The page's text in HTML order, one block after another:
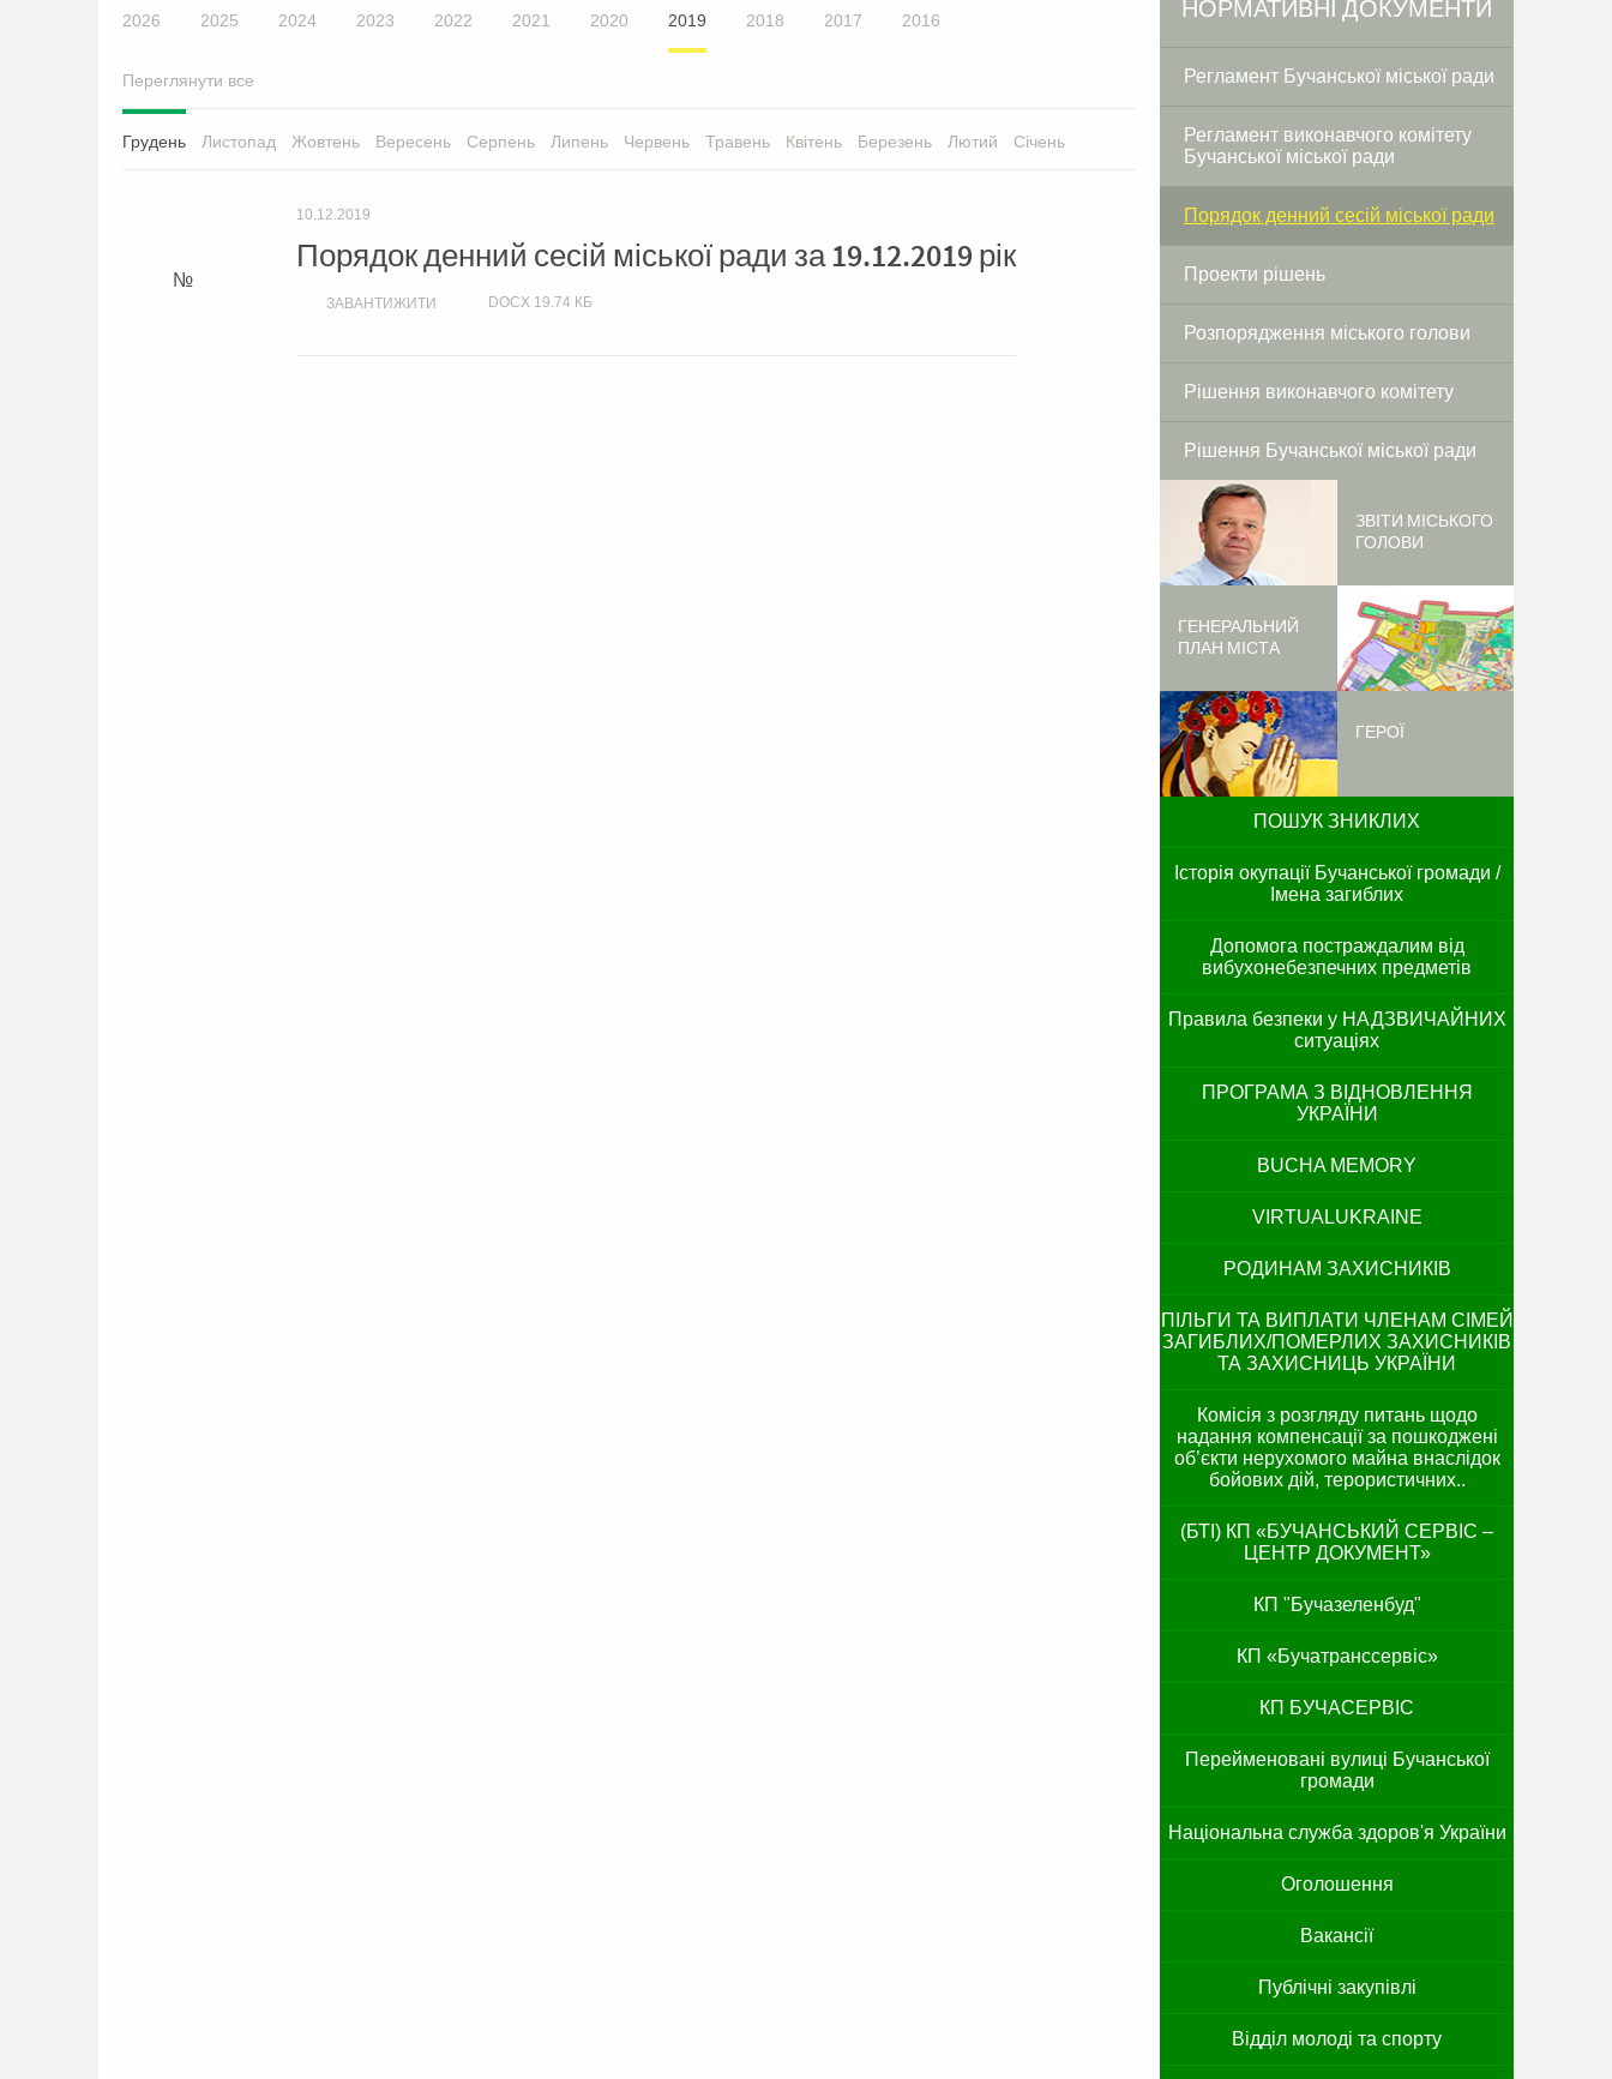
2026 2025 2024 2023 2022 2021 2020 2019 2018 2017 2016
Переглянути все
Грудень Листопад Жовтень Вересень Серпень Липень Червень Травень Квітень Березень Лютий Січень
10.12.2019
Порядок денний сесій міської ради за 19.12.2019 рік
ЗАВАНТИЖИТИ DOCX 19.74 КБ
НОРМАТИВНІ ДОКУМЕНТИ
Регламент Бучанської міської ради
Регламент виконавчого комітету
Бучанської міської ради
Порядок денний сесій міської ради
Проекти рішень
Розпорядження міського голови
Рішення виконавчого комітету
Рішення Бучанської міської ради
ЗВІТИ МІСЬКОГО
ГОЛОВИ
ГЕНЕРАЛЬНИЙ
ПЛАН МІСТА
ГЕРОЇ
ПОШУК ЗНИКЛИХ
Історія окупації Бучанської громади /
Імена загиблих
Допомога постраждалим від
вибухонебезпечних предметів
Правила безпеки у НАДЗВИЧАЙНИХ
ситуаціях
ПРОГРАМА З ВІДНОВЛЕННЯ
УКРАЇНИ
BUCHA MEMORY
VIRTUALUKRAINE
РОДИНАМ ЗАХИСНИКІВ
ПІЛЬГИ ТА ВИПЛАТИ ЧЛЕНАМ СІМЕЙ
ЗАГИБЛИХ/ПОМЕРЛИХ ЗАХИСНИКІВ
ТА ЗАХИСНИЦЬ УКРАЇНИ
Комісія з розгляду питань щодо
надання компенсації за пошкоджені
об’єкти нерухомого майна внаслідок
бойових дій, терористичних..
(БТІ) КП «БУЧАНСЬКИЙ СЕРВІС –
ЦЕНТР ДОКУМЕНТ»
КП "Бучазеленбуд"
КП «Бучатранссервіс»
КП БУЧАСЕРВІС
Перейменовані вулиці Бучанської
громади
Національна служба здоров'я України
Оголошення
Вакансії
Публічні закупівлі
Відділ молоді та спорту